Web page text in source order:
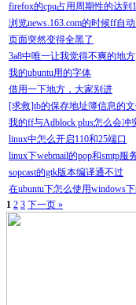
firefox的cpu占用周期性的达到
浏览news.163.com的时候ff自
页面突然变得全黑了
3a8中唯一让我觉得不爽的地方
我的ubuntu用的字体
借用一下地方，大家别进
[求救]tb的保存地址簿信息的
我的ff与Adblock plus怎么会冲
linux中怎么开启110和25端口
linux下webmail的pop和smtp服
sopcast的gtk版本编译通不过
在ubuntu下怎么使用windows
1 2 3 下一页 »